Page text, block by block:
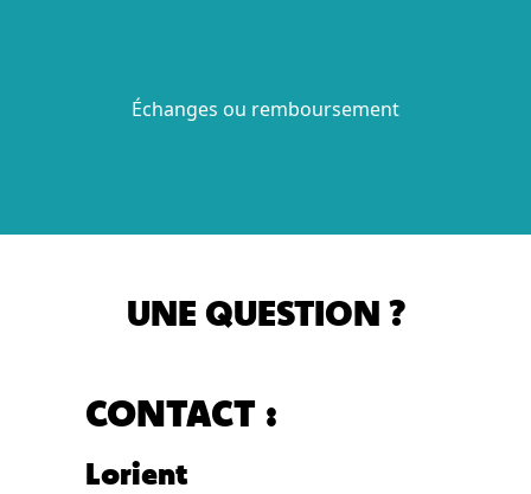
Échanges ou remboursement
UNE QUESTION ?
CONTACT :
Lorient